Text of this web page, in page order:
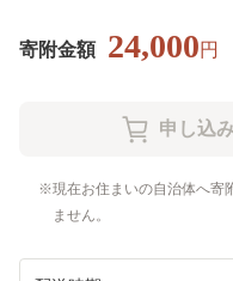
寄附金額 24,000円
現在お住まいの自治体へ寄
ません。